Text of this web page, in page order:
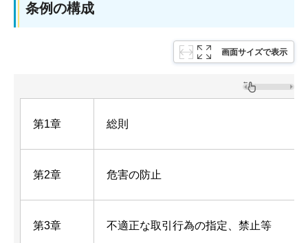
条例の構成
画面サイズで表示
第1章 総則
第2章 危害の防止
第3章 不適正な取引行為の指定、禁止等